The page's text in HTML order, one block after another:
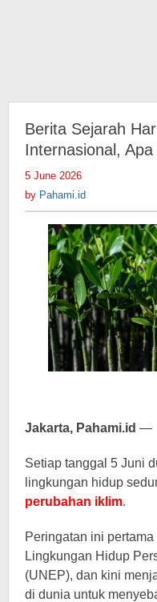
Berita Sejarah
Internasional,
5 June 2026
by Pahami.id
Jakarta, Pahami.id —
Setiap tanggal 5 Juni
lingkungan hidup
perubahan iklim.
Peringatan ini
Lingkungan Hidup
(UNEP), dan kini
di dunia untuk